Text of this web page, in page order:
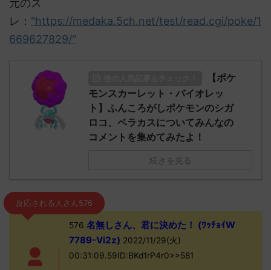
元のス
レ： "https://medaka.5ch.net/test/read.cgi/poke/1
669627829/"
【ポケ
モンスカーレット・バイオレッ
ト】ふんころがしポケモンのシガ
ロコ、ベラカスについてみんなの
コメントを集めてみたよ！
続きを見る
反応される人さん576
576 名無しさん、君に決めた！ (ﾜｯﾁｮｲW
7789-Vi2z) 2022/11/29(火)
00:31:09.59ID:BKd1rP4r0>>581